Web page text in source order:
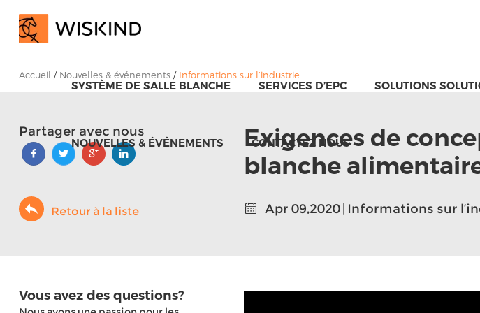
SYSTÈME DE SALLE BLANCHE SERVICES D’EPC SOLUTIONS
NOUVELLES & ÉVÉNEMENTS CONTACTEZ NOUS
Accueil / Nouvelles & événements/ Informations sur l’industrie
Exigences de
blanche
Apr 09,2020 | Informations sur
Partager avec nous
Retour à la liste
Vous avez des questions?